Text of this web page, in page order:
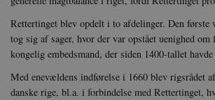
Rettertinget blev opdelt i to afdelinger. Den
tog sig af sager, hvor der var opstået uenighed
kongelig embedsmand, der siden 1400-tallet
Med enevældens indførelse i 1660 blev rigsrådet
danske rige, bl.a. i forbindelse med Rettertinget,